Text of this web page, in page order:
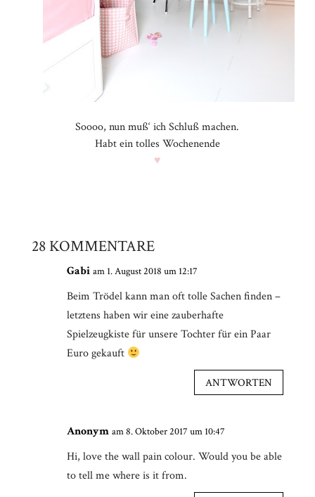
Soooo, nun muß‘ ich Schluß machen.
Habt ein tolles Wochenende
♥
28 KOMMENTARE
Gabi am 1. August 2018 um 12:17
Beim Trödel kann man oft tolle Sachen finden –
letztens haben wir eine zauberhafte
Spielzeugkiste für unsere Tochter für ein Paar
Euro gekauft
ANTWORTEN
Anonym am 8. Oktober 2017 um 10:47
Hi, love the wall pain colour. Would you be able
to tell me where is it from.